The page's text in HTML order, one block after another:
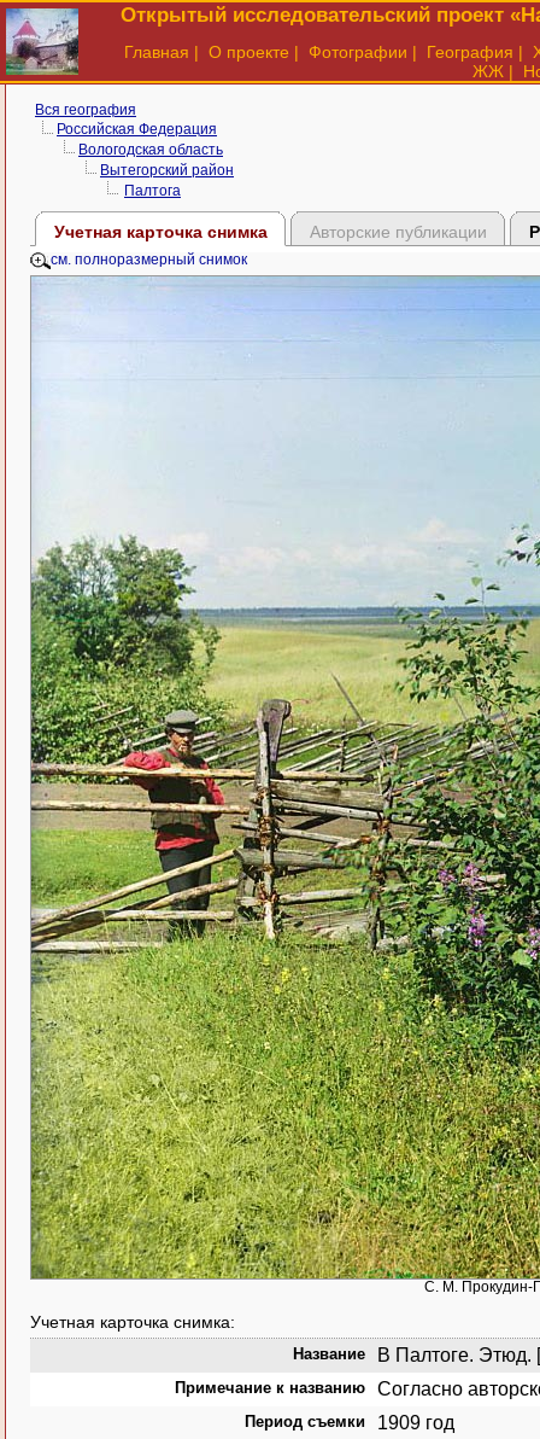
Открытый исследовательский проект
Главная | О проекте | Фотографии | География |
ЖЖ |
Вся география
Российская Федерация
Вологодская область
Вытегорский район
Палтога
Учетная карточка снимка Авторские публикации
см. полноразмерный снимок
С. М. Прокудин-
Учетная карточка снимка:
Название В Палтоге. Этюд.
Примечание к названию Согласно
Период съемки 1909 год